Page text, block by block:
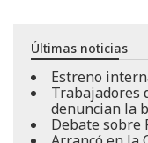
Últimas noticias
Estreno
Trabajadores
denuncian la
Debate sobre